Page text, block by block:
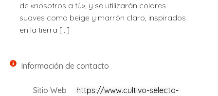
de «nosotros a tú», y se utilizarán colores
suaves como beige y marrón claro, inspirados
en la tierra […]
Información de contacto
Sitio Web
https://www.cultivo-selecto-